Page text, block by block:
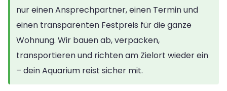
nur einen Ansprechpartner, einen Termin und
einen transparenten Festpreis für die ganze
Wohnung. Wir bauen ab, verpacken,
transportieren und richten am Zielort wieder ein
– dein Aquarium reist sicher mit.